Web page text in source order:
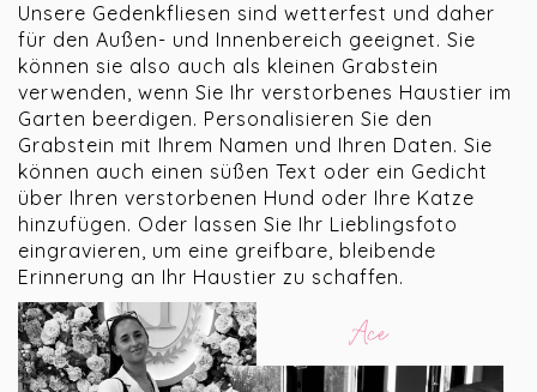
Unsere Gedenkfliesen sind wetterfest und daher
für den Außen- und Innenbereich geeignet. Sie
können sie also auch als kleinen Grabstein
verwenden, wenn Sie Ihr verstorbenes Haustier im
Garten beerdigen. Personalisieren Sie den
Grabstein mit Ihrem Namen und Ihren Daten. Sie
können auch einen süßen Text oder ein Gedicht
über Ihren verstorbenen Hund oder Ihre Katze
hinzufügen. Oder lassen Sie Ihr Lieblingsfoto
eingravieren, um eine greifbare, bleibende
Erinnerung an Ihr Haustier zu schaffen.